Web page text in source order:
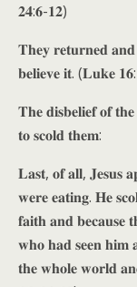
𝟐𝟒:𝟔-𝟏𝟐)
𝐓𝐡𝐞𝐲 𝐫𝐞𝐭𝐮𝐫𝐧𝐞𝐝 𝐚𝐧𝐝
𝐛𝐞𝐥𝐢𝐞𝐯𝐞 𝐢𝐭. (𝐋𝐮𝐤𝐞
𝐓𝐡𝐞 𝐝𝐢𝐬𝐛𝐞𝐥𝐢𝐞𝐟 𝐨𝐟
𝐭𝐨 𝐬𝐜𝐨𝐥𝐝 𝐭𝐡𝐞𝐦:
𝐋𝐚𝐬𝐭, 𝐨𝐟 𝐚𝐥𝐥, 𝐉𝐞𝐬𝐮𝐬
𝐰𝐞𝐫𝐞 𝐞𝐚𝐭𝐢𝐧𝐠. 𝐇𝐞
𝐟𝐚𝐢𝐭𝐡 𝐚𝐧𝐝 𝐛𝐞𝐜𝐚𝐮𝐬𝐞
𝐰𝐡𝐨 𝐡𝐚𝐝 𝐬𝐞𝐞𝐧 𝐡𝐢𝐦
𝐭𝐡𝐞 𝐰𝐡𝐨𝐥𝐞 𝐰𝐨𝐫𝐥𝐝